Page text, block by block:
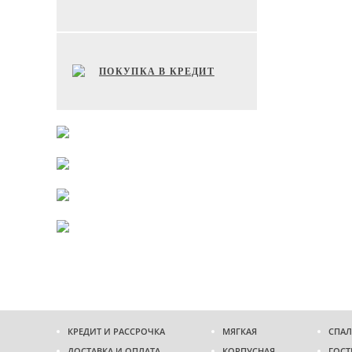
ПОКУПКА В КРЕДИТ
КРЕДИТ И РАССРОЧКА
МЯГКАЯ